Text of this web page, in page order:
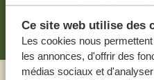
Ce site web utilise des
Les cookies nous
les annonces, d'offrir des
médias sociaux et
RECEVOIR UNE